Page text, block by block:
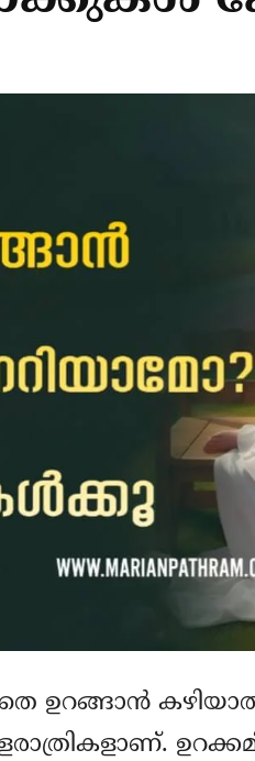
ഉറങ്ങാന്‍